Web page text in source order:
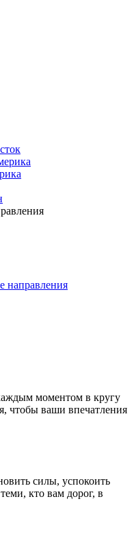
направления
моментом в кругу
чтобы ваши впечатления
силы, успокоить
кто вам дорог, в